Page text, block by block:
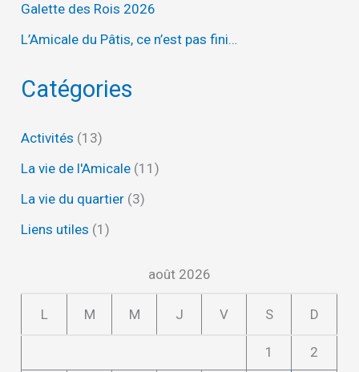
Galette des Rois 2026
L’Amicale du Pâtis, ce n’est pas fini…
Catégories
Activités (13)
La vie de l'Amicale (11)
La vie du quartier (3)
Liens utiles (1)
août 2026
L M M J V S D
1 2